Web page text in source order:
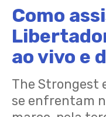
Como
ao vivo e
The Strongest
se enfrentam